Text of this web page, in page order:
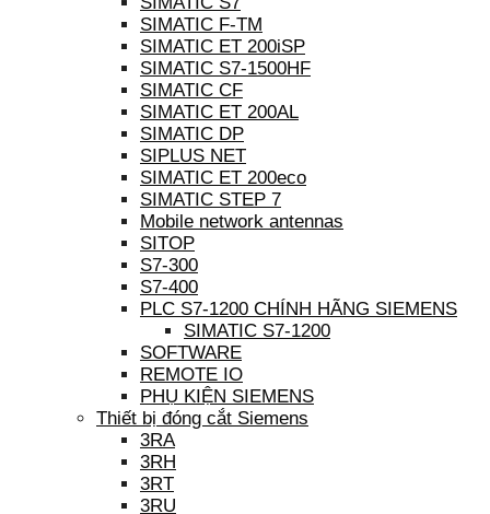
SIMATIC F-TM
SIMATIC ET 200iSP
SIMATIC S7-1500HF
SIMATIC CF
SIMATIC ET 200AL
SIMATIC DP
SIPLUS NET
SIMATIC ET 200eco
SIMATIC STEP 7
Mobile network antennas
SITOP
S7-300
S7-400
PLC S7-1200 CHÍNH HÃNG SIEMENS
SIMATIC S7-1200
SOFTWARE
REMOTE IO
PHỤ KIỆN SIEMENS
Thiết bị đóng cắt Siemens
3RA
3RH
3RT
3RU